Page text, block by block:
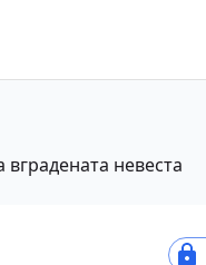
вградената невеста